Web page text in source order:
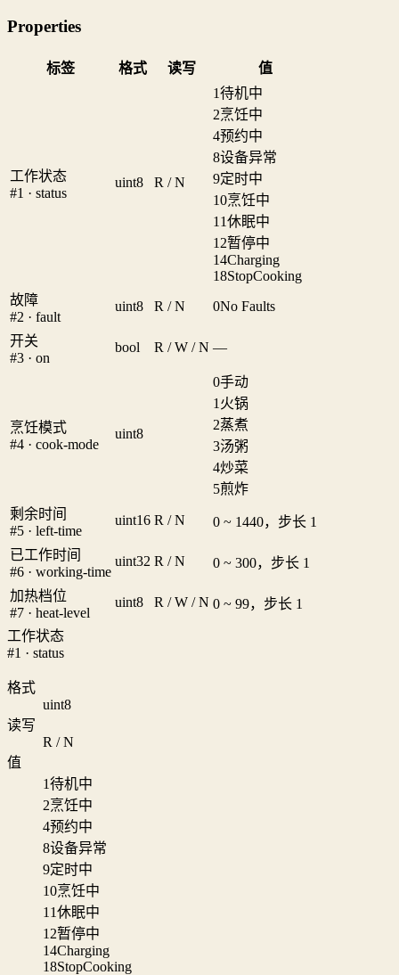
Properties
标签 格式 读写 值
工作状态
#1 · status
uint8 R / N
1待机中
2烹饪中
4预约中
8设备异常
9定时中
10烹饪中
11休眠中
12暂停中
14Charging
18StopCooking
故障
#2 · fault
uint8 R / N 0No Faults
开关
#3 · on
bool R / W / N —
烹饪模式
#4 · cook-mode
uint8
0手动
1 火锅
2蒸煮
3汤粥
4炒菜
5煎炸
剩余时间
#5 · left-time
uint16 R / N 0 ~ 1440，步长 1
已工作时间
#6 · working-time
uint32 R / N 0 ~ 300，步长 1
加热档位
#7 · heat-level
uint8 R / W / N 0 ~ 99，步长 1
工作状态
#1 · status
格式
uint8
读写
R / N
值
1待机中
2烹饪中
4预约中
8设备异常
9定时中
10烹饪中
11休眠中
12暂停中
14Charging
18StopCooking